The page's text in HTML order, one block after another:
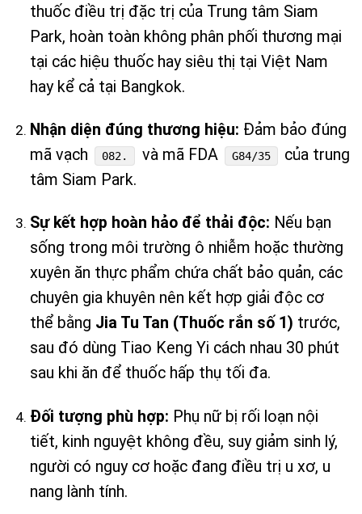
thuốc điều trị đặc trị của Trung tâm Siam
Park, hoàn toàn không phân phối thương mại
tại các hiệu thuốc hay siêu thị tại Việt Nam
hay kể cả tại Bangkok.
Nhận diện đúng thương hiệu: Đảm bảo đúng
mã vạch
082. và mã FDA G84/35
của trung
tâm Siam Park.
Sự kết hợp hoàn hảo để thải độc: Nếu bạn
sống trong môi trường ô nhiễm hoặc thường
xuyên ăn thực phẩm chứa chất bảo quản, các
chuyên gia khuyên nên kết hợp giải độc cơ
thể bằng Jia Tu Tan (Thuốc rắn số 1) trước,
sau đó dùng Tiao Keng Yi cách nhau 30 phút
sau khi ăn để thuốc hấp thụ tối đa.
Đối tượng phù hợp: Phụ nữ bị rối loạn nội
tiết, kinh nguyệt không đều, suy giảm sinh lý,
người có nguy cơ hoặc đang điều trị u xơ, u
nang lành tính.